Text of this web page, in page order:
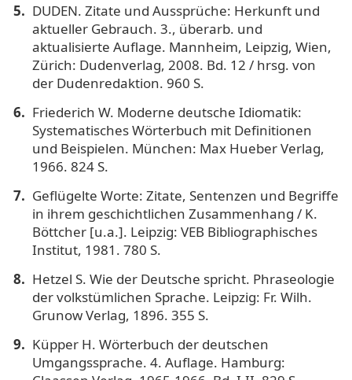
DUDEN. Zitate und Aussprüche: Herkunft und
aktueller Gebrauch. 3., überarb. und
aktualisierte Auflage. Mannheim, Leipzig, Wien,
Zürich: Dudenverlag, 2008. Bd. 12 / hrsg. von
der Dudenredaktion. 960 S.
Friederich W. Moderne deutsche Idiomatik:
Systematisches Wörterbuch mit Definitionen
und Beispielen. München: Max Hueber Verlag,
1966. 824 S.
Geflügelte Worte: Zitate, Sentenzen und Begriffe
in ihrem geschichtlichen Zusammenhang / K.
Böttcher [u.a.]. Leipzig: VEB Bibliographisches
Institut, 1981. 780 S.
Hetzel S. Wie der Deutsche spricht. Phraseologie
der volkstümlichen Sprache. Leipzig: Fr. Wilh.
Grunow Verlag, 1896. 355 S.
Küpper H. Wörterbuch der deutschen
Umgangssprache. 4. Auflage. Hamburg: